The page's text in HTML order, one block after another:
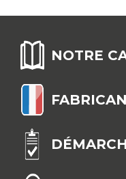
sur le rail ou à
un clic !NOTRE